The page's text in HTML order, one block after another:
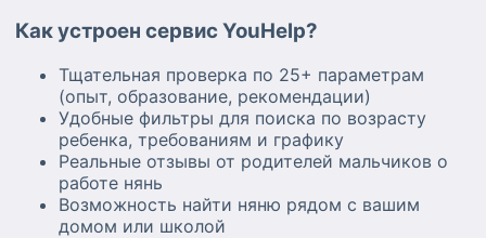
Как устроен сервис YouHelp?
Тщательная проверка по 25+ параметрам
(опыт, образование, рекомендации)
Удобные фильтры для поиска по возрасту
ребенка, требованиям и графику
Реальные отзывы от родителей мальчиков о
работе нянь
Возможность найти няню рядом с вашим
домом или школой